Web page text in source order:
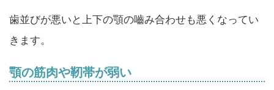
歯並びが悪いと上下の顎の嚙み合わせも悪くなってい
きます。
顎の筋肉や靭帯が弱い